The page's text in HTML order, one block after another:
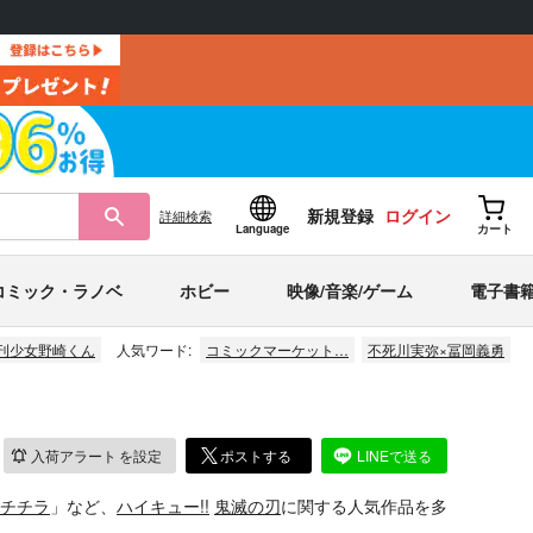
詳細検索
Language
新規登録 ログイン
カート
ミック・ラノベ ホビー 映像/音楽/ゲーム 電子書
少女野崎くん 人気ワード: コミックマーケット… 不死川実弥×冨岡義勇
入荷アラート を設定 ポストする LINEで送る
チチラ 」など、 ハイキュー!! 鬼滅の刃に関する人気作品を多